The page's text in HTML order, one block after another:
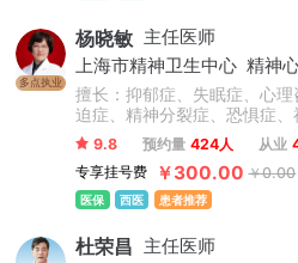
多点执业
杨晓敏 主任医师
上海市精神卫生中心 精神
擅长：抑郁症、失眠症、心
迫症、精神分裂症、恐惧症
障碍、心理障碍、神经官能
自闭症、儿童抽动症、人格
心理咨询、青少年情绪与行为
9.8 预约量 424人 从业
专享挂号费
￥300.00 ￥0.00
医保 西医 患者推荐
杜荣昌 主任医师